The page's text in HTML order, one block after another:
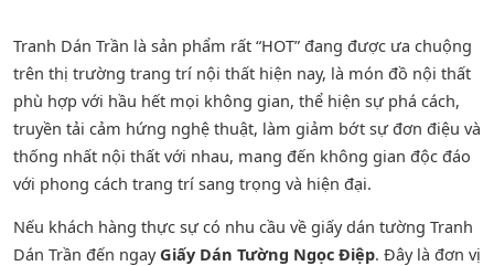
Tranh Dán Trần là sản phẩm rất “HOT” đang được ưa chuộng
trên thị trường trang trí nội thất hiện nay, là món đồ nội thất
phù hợp với hầu hết mọi không gian, thể hiện sự phá cách,
truyền tải cảm hứng nghệ thuật, làm giảm bớt sự đơn điệu và
thống nhất nội thất với nhau, mang đến không gian độc đáo
với phong cách trang trí sang trọng và hiện đại.
Nếu khách hàng thực sự có nhu cầu về giấy dán tường Tranh
Dán Trần đến ngayGiấy Dán Tường Ngọc Điệp. Đây là đơn vị